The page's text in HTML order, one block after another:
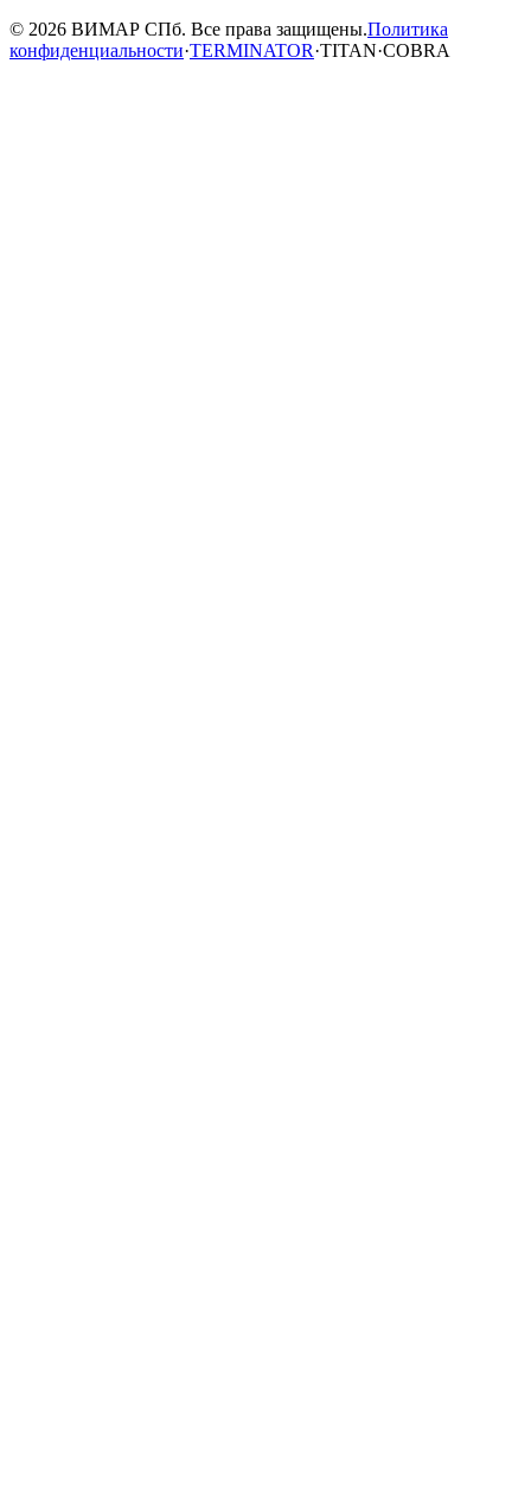
© 2026 ВИМАР СПб. Все права защищены.Политика
конфиденциальности·TERMINATOR·TITAN·COBRA